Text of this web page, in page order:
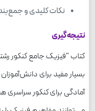
نکات کلیدی و
نتیجه‌گیری
کتاب "فیزیک جامع کنکور
بسیار مفید برای
آمادگی برای کنکور سراسری